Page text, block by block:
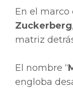
En el marco
Zuckerberg
matriz
El nombre “
engloba